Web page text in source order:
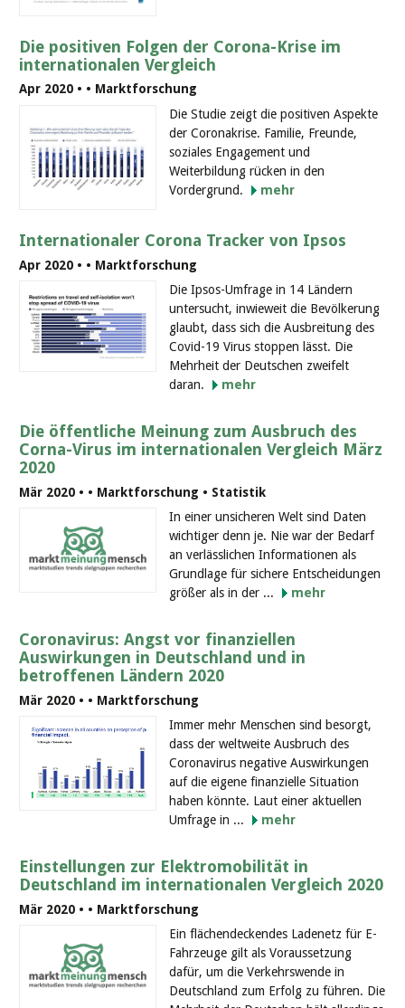
Die positiven Folgen der Corona-Krise im
internationalen Vergleich
Apr 2020 • • Marktforschung
Die Studie zeigt die positiven Aspekte
der Coronakrise. Familie, Freunde,
soziales Engagement und
Weiterbildung rücken in den
Vordergrund.
mehr
Internationaler Corona Tracker von Ipsos
Apr 2020 • • Marktforschung
Die Ipsos-Umfrage in 14 Ländern
untersucht, inwieweit die Bevölkerung
glaubt, dass sich die Ausbreitung des
Covid-19 Virus stoppen lässt. Die
Mehrheit der Deutschen zweifelt
daran.
mehr
Die öffentliche Meinung zum Ausbruch des
Corna-Virus im internationalen Vergleich März
2020
Mär 2020 • • Marktforschung • Statistik
In einer unsicheren Welt sind Daten
wichtiger denn je. Nie war der Bedarf
an verlässlichen Informationen als
Grundlage für sichere Entscheidungen
größer als in der ...
mehr
Coronavirus: Angst vor finanziellen
Auswirkungen in Deutschland und in
betroffenen Ländern 2020
Mär 2020 • • Marktforschung
Immer mehr Menschen sind besorgt,
dass der weltweite Ausbruch des
Coronavirus negative Auswirkungen
auf die eigene finanzielle Situation
haben könnte. Laut einer aktuellen
Umfrage in ...
mehr
Einstellungen zur Elektromobilität in
Deutschland im internationalen Vergleich 2020
Mär 2020 • • Marktforschung
Ein flächendeckendes Ladenetz für E-
Fahrzeuge gilt als Voraussetzung
dafür, um die Verkehrswende in
Deutschland zum Erfolg zu führen. Die